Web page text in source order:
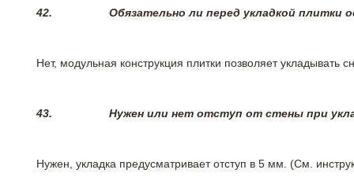
42. Обязательно ли перед укладкой плитки
Нет, модульная конструкция плитки позволяет
43. Нужен или нет отступ от стены при
Нужен, укладка предусматривает отступ в 5 мм. (См.